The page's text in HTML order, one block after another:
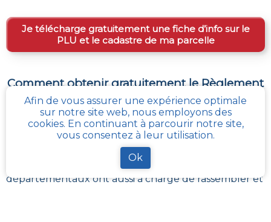
Je télécharge gratuitement une fiche d’info sur le
PLU et le cadastre de ma parcelle
Comment obtenir gratuitement le Règlement
d’Urbanisme ou PLU de Feniers?
Pourobtenir le PLU gratuitement,il faut s’adresser
aux services d'urbanisme de la mairie de la commune
ou de l’intercommunalité Chaque commune
française a pour charge de tenir à jour et à disposition
du publique, le PLU de son territoire. Les services
départementaux ont aussi à charge de rassembler et
Afin de vous assurer une expérience optimale
sur notre site web, nous employons des
cookies. En continuant à parcourir notre site,
vous consentez à leur utilisation.
Ok